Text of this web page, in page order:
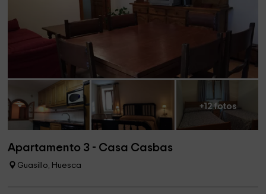
+12 fotos
Apartamento 3 - Casa Casbas
Guasillo, Huesca